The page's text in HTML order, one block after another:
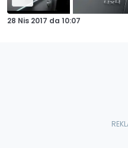
28 Nis 2017 da 10:07